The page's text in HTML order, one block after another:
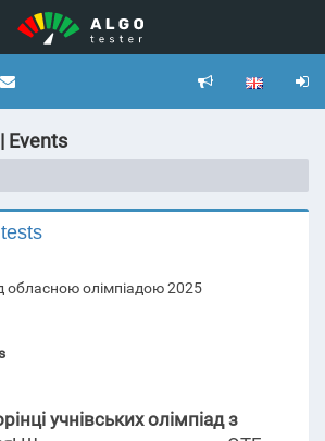
Events
обласною олімпіадою 2025
учнівських олімпіад з